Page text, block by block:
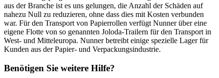
aus der Branche ist es uns gelungen, die Anzahl der Schäden auf
nahezu Null zu reduzieren, ohne dass dies mit Kosten verbunden
war. Für den Transport von Papierrollen verfügt Nunner über eine
eigene Flotte von so genannten Joloda-Trailern für den Transport in
West- und Mitteleuropa. Nunner betreibt einige spezielle Lager für
Kunden aus der Papier- und Verpackungsindustrie.
Benötigen Sie weitere Hilfe?